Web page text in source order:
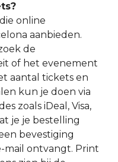
online
aanbieden.
de
of het evenement
aantal tickets en
kun je doen via
zoals iDeal, Visa,
je je bestelling
bevestiging
mail ontvangt. Print